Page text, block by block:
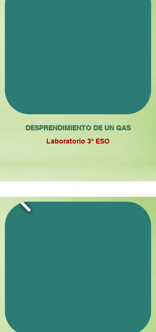
DESPRENDIMIENTO DE UN GAS
Laboratorio 3º ESO